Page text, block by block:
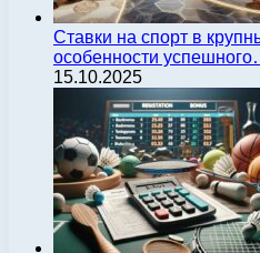
Ставки на спорт в
особенности
15.10.2025